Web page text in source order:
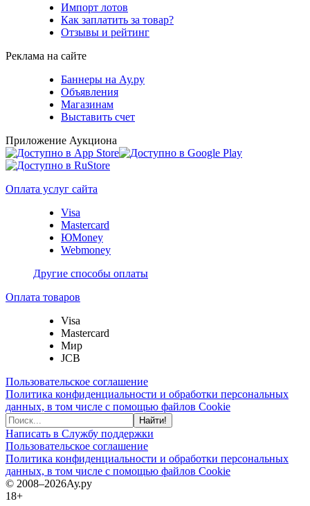
Импорт лотов
Как заплатить за товар?
Отзывы и рейтинг
Реклама на сайте
Баннеры на Ау.ру
Объявления
Магазинам
Выставить счет
Приложение Аукциона
Оплата услуг сайта
Visa
Mastercard
ЮMoney
Webmoney
Другие способы оплаты
Оплата товаров
Visa
Mastercard
Мир
JCB
Пользовательское соглашение
Политика конфиденциальности и обработки персональных
данных, в том числе с помощью файлов Cookie
Найти!
Написать в Службу поддержки
Пользовательское соглашение
Политика конфиденциальности и обработки персональных
данных, в том числе с помощью файлов Cookie
© 2008–2026Ау.ру
18+